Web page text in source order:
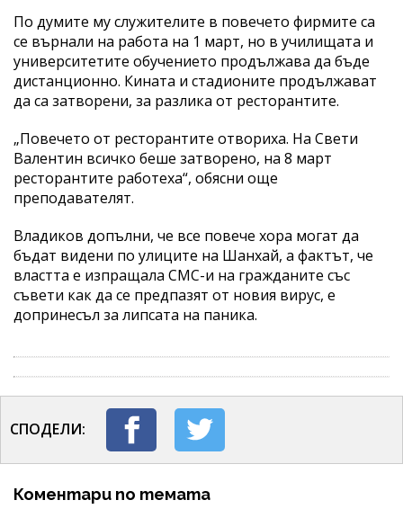
По думите му служителите в повечето фирмите са
се върнали на работа на 1 март, но в училищата и
университетите обучението продължава да бъде
дистанционно. Кината и стадионите продължават
да са затворени, за разлика от ресторантите.
„Повечето от ресторантите отвориха. На Свети
Валентин всичко беше затворено, на 8 март
ресторантите работеха“, обясни още
преподавателят.
Владиков допълни, че все повече хора могат да
бъдат видени по улиците на Шанхай, а фактът, че
властта е изпращала СМС-и на гражданите със
съвети как да се предпазят от новия вирус, е
допринесъл за липсата на паника.
СПОДЕЛИ:
Коментари по темата